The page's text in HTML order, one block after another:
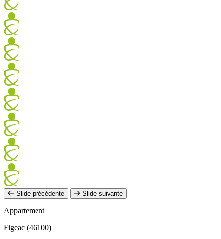
Slide précédente Slide suivante
Appartement
Figeac (46100)